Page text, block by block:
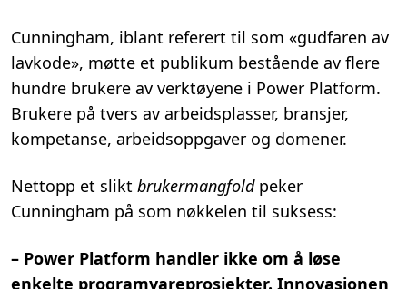
Cunningham, iblant referert til som «gudfaren av
lavkode», møtte et publikum bestående av flere
hundre brukere av verktøyene i Power Platform.
Brukere på tvers av arbeidsplasser, bransjer,
kompetanse, arbeidsoppgaver og domener.
Nettopp et slikt brukermangfoldpeker
Cunningham på som nøkkelen til suksess:
– Power Platform handler ikke om å løse
enkelte programvareprosjekter. Innovasjonen